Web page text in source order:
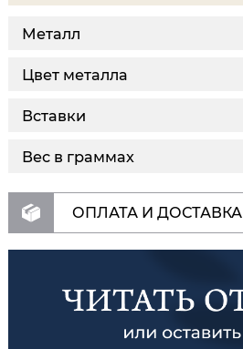
Металл
Цвет металла
Вставки
Вес в граммах
ОПЛАТА И ДОСТАВКА